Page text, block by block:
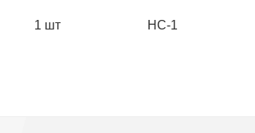
1 шт НС-1